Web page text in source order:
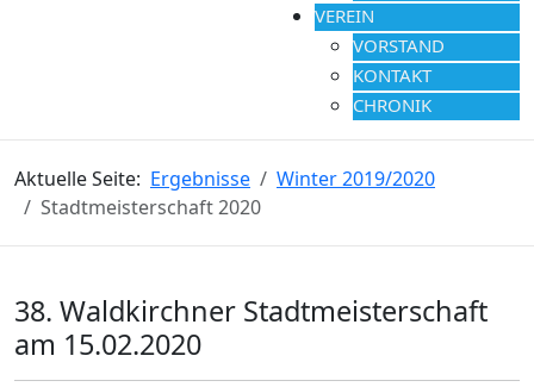
VEREIN
VORSTAND
KONTAKT
CHRONIK
Aktuelle Seite: Ergebnisse
Winter 2019/2020
Stadtmeisterschaft 2020
38. Waldkirchner Stadtmeisterschaft
am 15.02.2020